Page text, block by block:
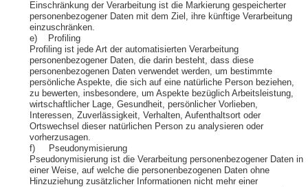
Einschränkung der Verarbeitung ist die Markierung gespeicherter
personenbezogener Daten mit dem Ziel, ihre künftige Verarbeitung
einzuschränken.
e) Profiling
Profiling ist jede Art der automatisierten Verarbeitung
personenbezogener Daten, die darin besteht, dass diese
personenbezogenen Daten verwendet werden, um bestimmte
persönliche Aspekte, die sich auf eine natürliche Person beziehen,
zu bewerten, insbesondere, um Aspekte bezüglich Arbeitsleistung,
wirtschaftlicher Lage, Gesundheit, persönlicher Vorlieben,
Interessen, Zuverlässigkeit, Verhalten, Aufenthaltsort oder
Ortswechsel dieser natürlichen Person zu analysieren oder
vorherzusagen.
f) Pseudonymisierung
Pseudonymisierung ist die Verarbeitung personenbezogener Daten in
einer Weise, auf welche die personenbezogenen Daten ohne
Hinzuziehung zusätzlicher Informationen nicht mehr einer